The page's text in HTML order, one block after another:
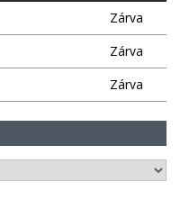
Zárva
Zárva
Zárva